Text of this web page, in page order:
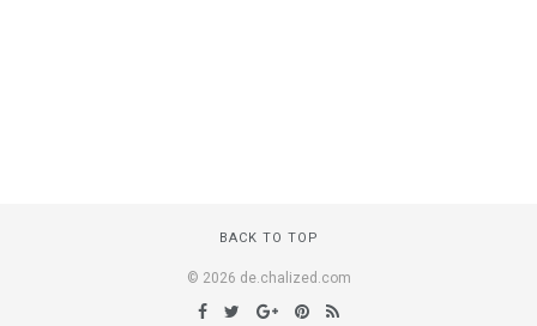
BACK TO TOP
© 2026 de.chalized.com